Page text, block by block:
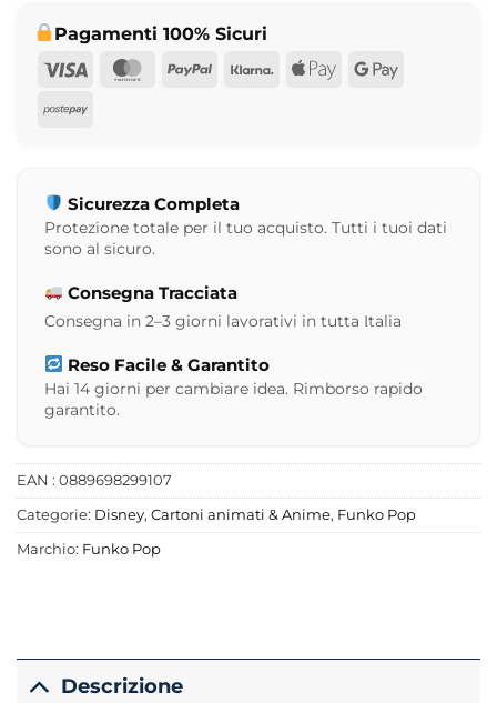
Pagamenti 100% Sicuri
Visa
MasterCard
PayPalKlarna Apple Google
Postepay
Sicurezza Completa
Protezione totale per il tuo acquisto. Tutti i tuoi dati
sono al sicuro.
Consegna Tracciata
Consegna in 2–3 giorni lavorativi in tutta Italia
Reso Facile & Garantito
Hai 14 giorni per cambiare idea. Rimborso rapido
garantito.
EAN : 0889698299107
Categorie: Disney, Cartoni animati & Anime, Funko Pop
Marchio: Funko Pop
Descrizione